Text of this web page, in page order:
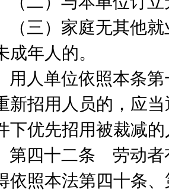
（三）家庭无其他就
成年人的。
用人单位依照本条第
新招用人员的，应
下优先招用被裁减
第四十二条 劳动者
依照本法第四十条